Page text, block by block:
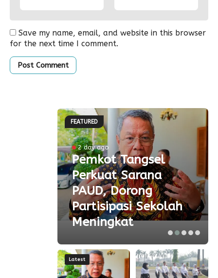
Save my name, email, and website in this browser
for the next time I comment.
FEATURED
2 day ago
Pemkot Tangsel
Perkuat Sarana
PAUD, Dorong
Partisipasi Sekolah
Meningkat
Latest